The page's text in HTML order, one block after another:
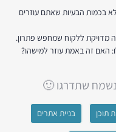
בכמות הבעיות שאתם עוזרים
מדויקת ללקוח שמחפש פתרון.
תוכן בניית אתרים